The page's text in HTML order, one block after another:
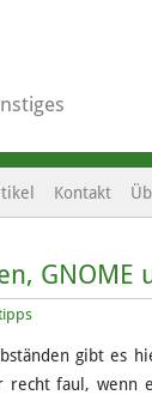
Kontakt
GNOME
gibt es
faul, wenn